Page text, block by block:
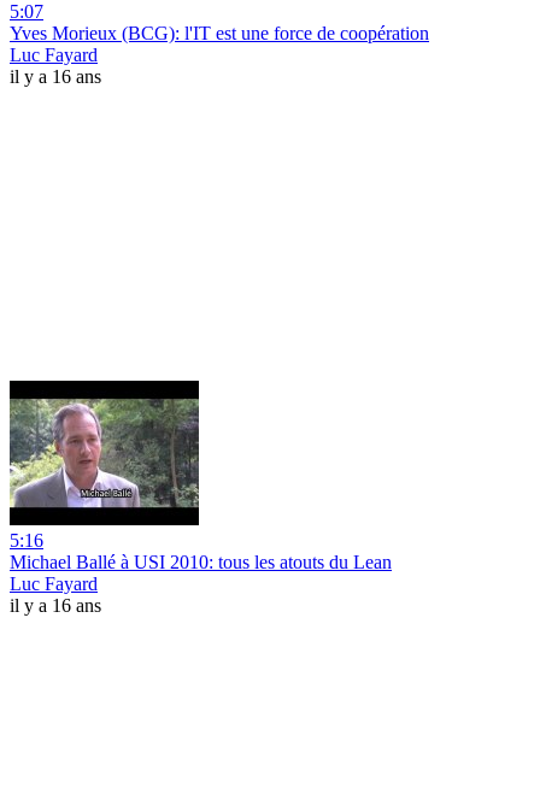
5:07
Yves Morieux (BCG): l'IT est une force de coopération
Luc Fayard
il y a 16 ans
5:16
Michael Ballé à USI 2010: tous les atouts du Lean
Luc Fayard
il y a 16 ans